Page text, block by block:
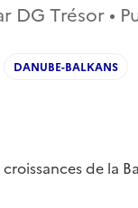
DG Trésor •
DANUBE-BALKANS
de la